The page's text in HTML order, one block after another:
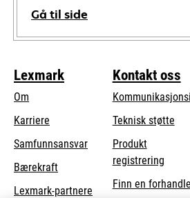
Gå til side
Lexmark
Om
Karriere
Samfunnsansvaropens
new
Bærekraft
Lexmark-partnere
Kontakt oss
Teknisk støtte
tab
Produkt
registrering
Finn en